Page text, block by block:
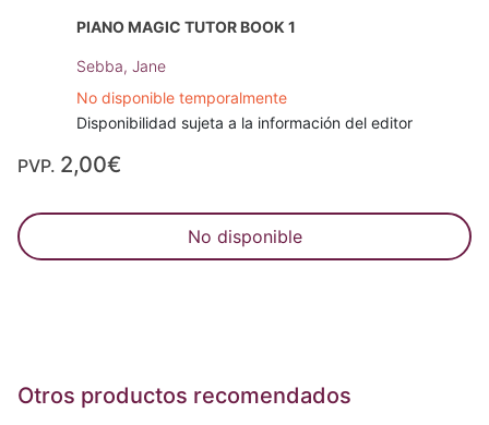
PIANO MAGIC TUTOR BOOK 1
Sebba, Jane
No disponible temporalmente
Disponibilidad sujeta a la información del editor
PVP. 2,00€
No disponible
Otros productos recomendados